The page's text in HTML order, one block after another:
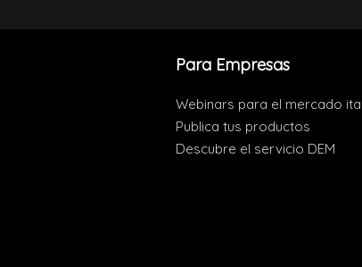
Para Empresas
Webinars para el mercado
Publica tus productos
Descubre el servicio DEM